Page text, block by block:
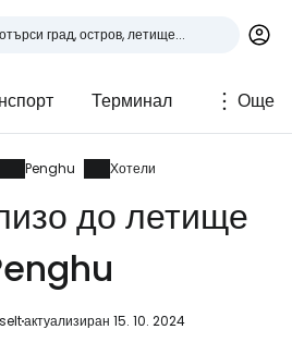
Терминал Още
Penghu Хотели
до летище
актуализиран 15. 10. 2024
Cestee
на туристите
с Google
с Facebook